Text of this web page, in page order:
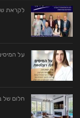
לקראת שנת ה-70
על
חלום של